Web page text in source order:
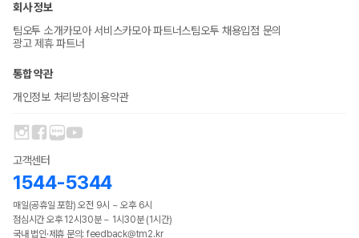
회사 정보
팀오투 소개카모아 서비스카모아 파트너스팀오투 채용입점 문의
광고 제휴 파트너
통합 약관
개인정보 처리방침이용약관
고객센터
1544-5344
매일(공휴일 포함) 오전 9시 ~ 오후 6시
점심시간 오후 12시30분 ~ 1시30분 (1시간)
국내 법인·제휴 문의: feedback@tm2.kr